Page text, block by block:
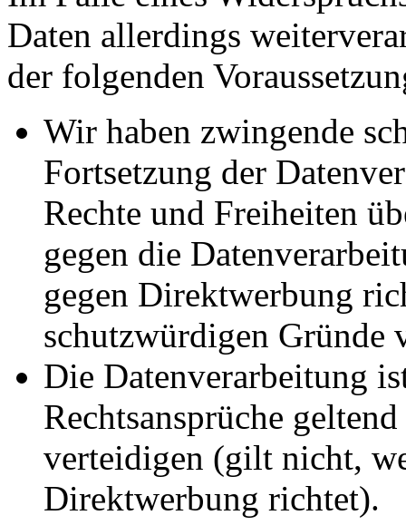
Daten allerdings
der folgenden
Wir haben zwingende
Fortsetzung der
Rechte und Freiheiten
gegen die
gegen Direktwerbung
schutzwürdigen Gründe
Die Datenverarbeitung
Rechtsansprüche
verteidigen (gilt nicht,
Direktwerbung richtet).